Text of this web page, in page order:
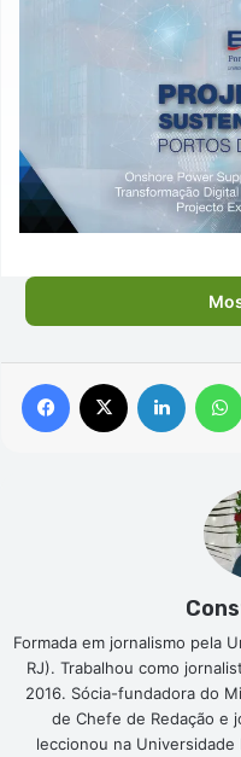
Facebook Linkedin
Formada em jornalismo pela
RJ). Trabalhou como
2016. Sócia-fundadora do
de Chefe de Redação e
leccionou na